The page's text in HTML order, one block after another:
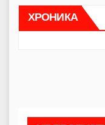
ХРОНИКА